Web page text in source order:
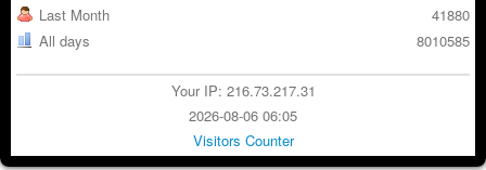
Last Month
All days
41880
8010585
Your IP: 216.73.217.31
2026-08-06 06:05
Visitors Counter